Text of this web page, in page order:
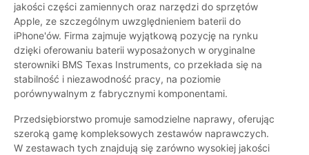
jakości części zamiennych oraz narzędzi do sprzętów
Apple, ze szczególnym uwzględnieniem baterii do
iPhone'ów. Firma zajmuje wyjątkową pozycję na rynku
dzięki oferowaniu baterii wyposażonych w oryginalne
sterowniki BMS Texas Instruments, co przekłada się na
stabilność i niezawodność pracy, na poziomie
porównywalnym z fabrycznymi komponentami.
Przedsiębiorstwo promuje samodzielne naprawy, oferując
szeroką gamę kompleksowych zestawów naprawczych.
W zestawach tych znajdują się zarówno wysokiej jakości